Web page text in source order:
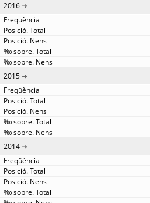
2016
2015
2014